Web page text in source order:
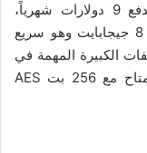
كنت تدفع 5 دولارات شهرياً، وإذا كنت تدفع 9 دولارات شهرياً،
سريع
الكبيرة المهمة في
لا يوجد برنامج لتثبيته وهو متاح مع 256 بت AES